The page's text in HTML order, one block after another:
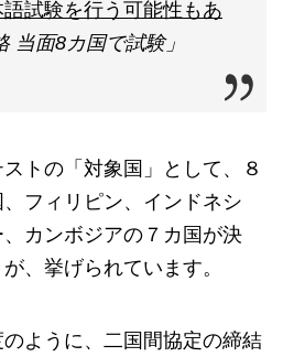
試験を行う可能性もあ
当面8カ国で試験」
トの「対象国」として、８
フィリピン、インドネシ
カンボジアの７カ国が決
、挙げられています。
ように、二国間協定の締結